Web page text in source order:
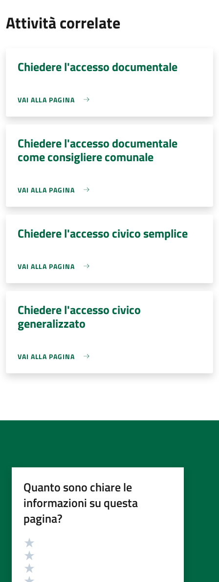
Attività correlate
Chiedere l'accesso documentale
VAI ALLA PAGINA
Chiedere l'accesso documentale
come consigliere comunale
VAI ALLA PAGINA
Chiedere l'accesso civico semplice
VAI ALLA PAGINA
Chiedere l'accesso civico
generalizzato
VAI ALLA PAGINA
Quanto sono chiare le
informazioni su questa
pagina?
Valutazione